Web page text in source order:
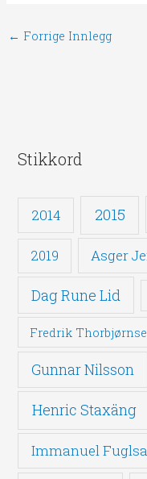
← Forrige Innlegg
Stikkord
2014 2015
2019 Asger
Dag Rune Lid
Fredrik
Gunnar Nilsson
Henric Staxäng
Immanuel